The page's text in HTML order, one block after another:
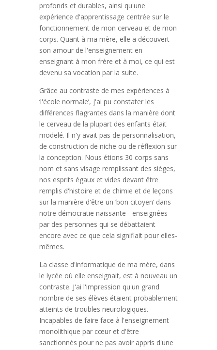
profonds et durables, ainsi qu'une
expérience d'apprentissage centrée sur le
fonctionnement de mon cerveau et de mon
corps. Quant à ma mère, elle a découvert
son amour de l'enseignement en
enseignant à mon frère et à moi, ce qui est
devenu sa vocation par la suite.
Grâce au contraste de mes expériences à
‘l'école normale’, j'ai pu constater les
différences flagrantes dans la manière dont
le cerveau de la plupart des enfants était
modelé. Il n'y avait pas de personnalisation,
de construction de niche ou de réflexion sur
la conception. Nous étions 30 corps sans
nom et sans visage remplissant des sièges,
nos esprits égaux et vides devant être
remplis d'histoire et de chimie et de leçons
sur la manière d'être un ‘bon citoyen’ dans
notre démocratie naissante - enseignées
par des personnes qui se débattaient
encore avec ce que cela signifiait pour elles-
mêmes.
La classe d'informatique de ma mère, dans
le lycée où elle enseignait, est à nouveau un
contraste. J'ai l'impression qu'un grand
nombre de ses élèves étaient probablement
atteints de troubles neurologiques.
Incapables de faire face à l'enseignement
monolithique par cœur et d'être
sanctionnés pour ne pas avoir appris d'une